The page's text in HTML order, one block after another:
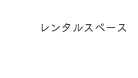
レンタルスペース